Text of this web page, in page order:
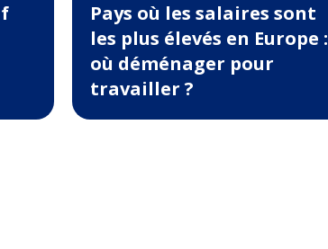
Pays où les salaires sont
les plus élevés en Europe :
où déménager pour
travailler ?